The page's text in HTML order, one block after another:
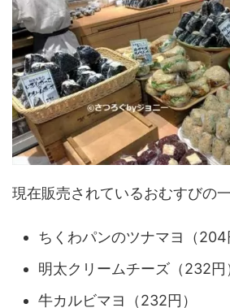
現在販売されているおむすびの
ちくわパンのツナマヨ（204
明太クリームチーズ（232円
牛カルビマヨ（232円）